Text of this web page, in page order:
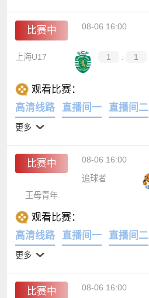
比赛中 08-06 16:00
上海U17
1 : 1
观看比赛：
高清线路
直播间一 直播间二
更多
比赛中 08-06 16:00
追球者
王母青年
观看比赛：
高清线路
直播间一 直播间二
更多
比赛中 08-06 16:00